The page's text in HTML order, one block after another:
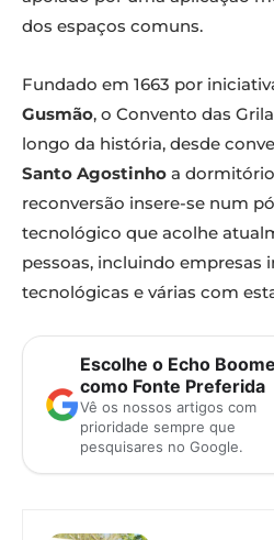
dos espaços comuns.
Fundado em 1663 por
Gusmão, o Convento das
longo da história, desde
Santo Agostinho a
reconversão insere-se num
tecnológico que acolhe
pessoas, incluindo empresas
tecnológicas e várias com
Escolhe o Echo
como Fonte Preferida
Vê os nossos artigos com
prioridade sempre que
pesquisares no Google.